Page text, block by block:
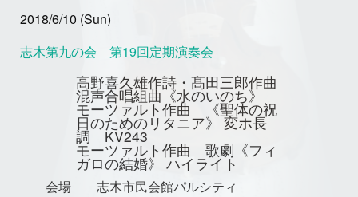
2018/6/10 (Sun)
志木第九の会 第19回定期演奏会
高野喜久雄作詩・髙田三郎作曲
混声合唱組曲《水のいのち》
モーツァルト作曲 《聖体の祝
日のためのリタニア》 変ホ長
調 KV243
モーツァルト作曲 歌劇《フィ
ガロの結婚》 ハイライト
会場
志木市民会館パルシティ